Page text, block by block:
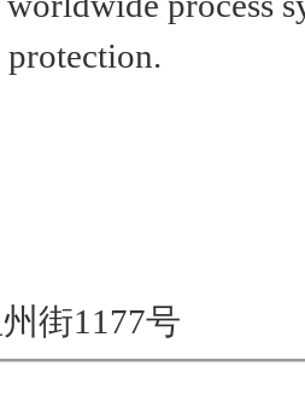
街1177号